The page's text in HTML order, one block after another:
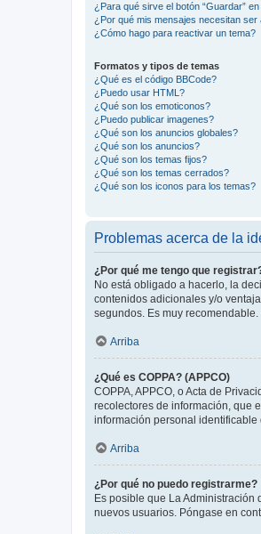
¿Para qué sirve el botón “Guardar”
¿Por qué mis mensajes necesitan ser
¿Cómo hago para reactivar un tema?
Formatos y tipos de temas
¿Qué es el código BBCode?
¿Puedo usar HTML?
¿Qué son los emoticonos?
¿Puedo publicar imagenes?
¿Qué son los anuncios globales?
¿Qué son los anuncios?
¿Qué son los temas fijos?
¿Qué son los temas cerrados?
¿Qué son los iconos para los temas?
Problemas acerca de la
¿Por qué me tengo que
No está obligado a hacerlo, la
contenidos adicionales y/o
segundos. Es muy recomendable.
Arriba
¿Qué es COPPA? (APPCO)
COPPA, APPCO, o Acta de
recolectores de información, que
información personal identificable
Arriba
¿Por qué no puedo registrarme?
Es posible que La
nuevos usuarios. Póngase en